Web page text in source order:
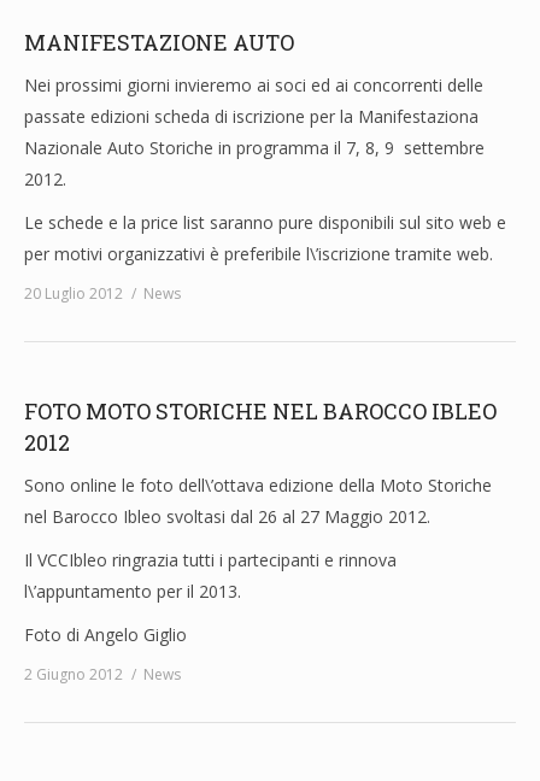
MANIFESTAZIONE AUTO
Nei prossimi giorni invieremo ai soci ed ai concorrenti delle
passate edizioni scheda di iscrizione per la Manifestaziona
Nazionale Auto Storiche in programma il 7, 8, 9 settembre
2012.
Le schede e la price list saranno pure disponibili sul sito web e
per motivi organizzativi è preferibile l\’iscrizione tramite web.
20 Luglio 2012 News
FOTO MOTO STORICHE NEL BAROCCO IBLEO
2012
Sono online le foto dell\’ottava edizione della Moto Storiche
nel Barocco Ibleo svoltasi dal 26 al 27 Maggio 2012.
Il VCCIbleo ringrazia tutti i partecipanti e rinnova
l\’appuntamento per il 2013.
Foto di Angelo Giglio
2 Giugno 2012 News